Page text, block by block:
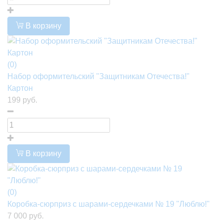
В корзину
(0)
Набор оформительский "Защитникам Отечества!"
Картон
199 руб.
В корзину
(0)
Коробка-сюрприз с шарами-сердечками № 19 "Люблю!"
7 000 руб.